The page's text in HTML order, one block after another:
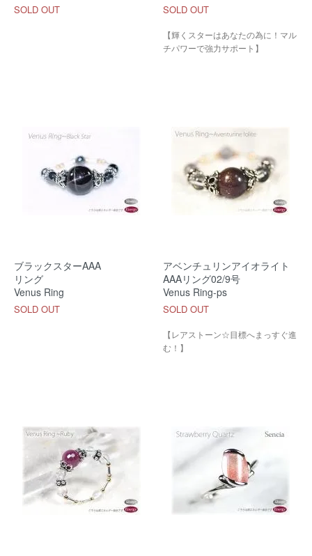
SOLD OUT SOLD OUT
【輝くスターはあなたの為に！マル
チパワーで強力サポート】
ブラックスターAAA
リング
Venus Ring
SOLD OUT
アベンチュリンアイオライト
AAAリング02/9号
Venus Ring-ps
SOLD OUT
【レアストーン☆目標へまっすぐ進
む！】